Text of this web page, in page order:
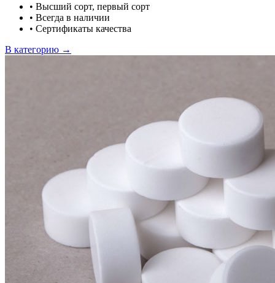
• Высший сорт, первый сорт
• Всегда в наличии
• Сертификаты качества
В категорию →